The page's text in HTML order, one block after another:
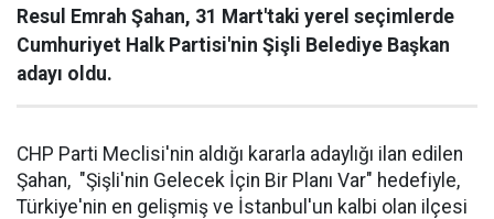
Resul Emrah Şahan, 31 Mart'taki yerel seçimlerde
Cumhuriyet Halk Partisi'nin Şişli Belediye Başkan
adayı oldu.
CHP Parti Meclisi'nin aldığı kararla adaylığı ilan edilen
Şahan, "Şişli'nin Gelecek İçin Bir Planı Var" hedefiyle,
Türkiye'nin en gelişmiş ve İstanbul'un kalbi olan ilçesi